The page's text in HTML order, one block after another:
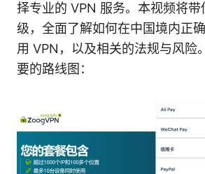
择专业的 VPN 服务。本视频将带
级，全面了解如何在中国境内正
用 VPN，以及相关的法规与风险
要的路线图：